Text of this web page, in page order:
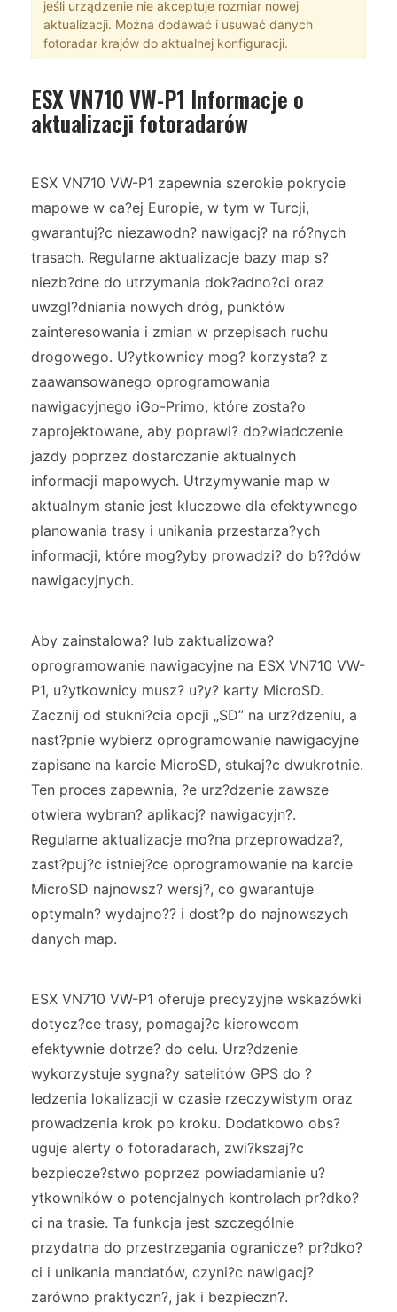
jeśli urządzenie nie akceptuje rozmiar nowej
aktualizacji. Można dodawać i usuwać danych
fotoradar krajów do aktualnej konfiguracji.
ESX VN710 VW-P1 Informacje o
aktualizacji fotoradarów
ESX VN710 VW-P1 zapewnia szerokie pokrycie
mapowe w ca?ej Europie, w tym w Turcji,
gwarantuj?c niezawodn? nawigacj? na ró?nych
trasach. Regularne aktualizacje bazy map s?
niezb?dne do utrzymania dok?adno?ci oraz
uwzgl?dniania nowych dróg, punktów
zainteresowania i zmian w przepisach ruchu
drogowego. U?ytkownicy mog? korzysta? z
zaawansowanego oprogramowania
nawigacyjnego iGo-Primo, które zosta?o
zaprojektowane, aby poprawi? do?wiadczenie
jazdy poprzez dostarczanie aktualnych
informacji mapowych. Utrzymywanie map w
aktualnym stanie jest kluczowe dla efektywnego
planowania trasy i unikania przestarza?ych
informacji, które mog?yby prowadzi? do b??dów
nawigacyjnych.
Aby zainstalowa? lub zaktualizowa?
oprogramowanie nawigacyjne na ESX VN710 VW-
P1, u?ytkownicy musz? u?y? karty MicroSD.
Zacznij od stukni?cia opcji „SD” na urz?dzeniu, a
nast?pnie wybierz oprogramowanie nawigacyjne
zapisane na karcie MicroSD, stukaj?c dwukrotnie.
Ten proces zapewnia, ?e urz?dzenie zawsze
otwiera wybran? aplikacj? nawigacyjn?.
Regularne aktualizacje mo?na przeprowadza?,
zast?puj?c istniej?ce oprogramowanie na karcie
MicroSD najnowsz? wersj?, co gwarantuje
optymaln? wydajno?? i dost?p do najnowszych
danych map.
ESX VN710 VW-P1 oferuje precyzyjne wskazówki
dotycz?ce trasy, pomagaj?c kierowcom
efektywnie dotrze? do celu. Urz?dzenie
wykorzystuje sygna?y satelitów GPS do ?
ledzenia lokalizacji w czasie rzeczywistym oraz
prowadzenia krok po kroku. Dodatkowo obs?
uguje alerty o fotoradarach, zwi?kszaj?c
bezpiecze?stwo poprzez powiadamianie u?
ytkowników o potencjalnych kontrolach pr?dko?
ci na trasie. Ta funkcja jest szczególnie
przydatna do przestrzegania ogranicze? pr?dko?
ci i unikania mandatów, czyni?c nawigacj?
zarówno praktyczn?, jak i bezpieczn?.